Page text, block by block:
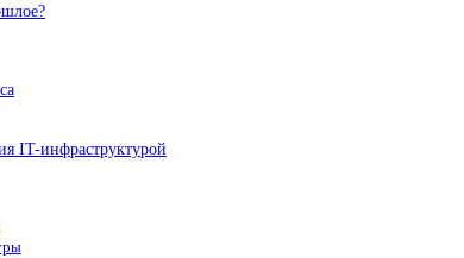
IT-инфраструктурой